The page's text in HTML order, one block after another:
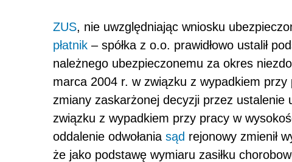
ZUS, nie uwzględniając wniosku
płatnik – spółka z o.o. prawidłowo ustalił
należnego ubezpieczonemu za okres
marca 2004 r. w związku z wypadkiem przy
zmiany zaskarżonej decyzji przez ustalenie
związku z wypadkiem przy pracy w
oddalenie odwołania sąd rejonowy zmienił
że jako podstawę wymiaru zasiłku